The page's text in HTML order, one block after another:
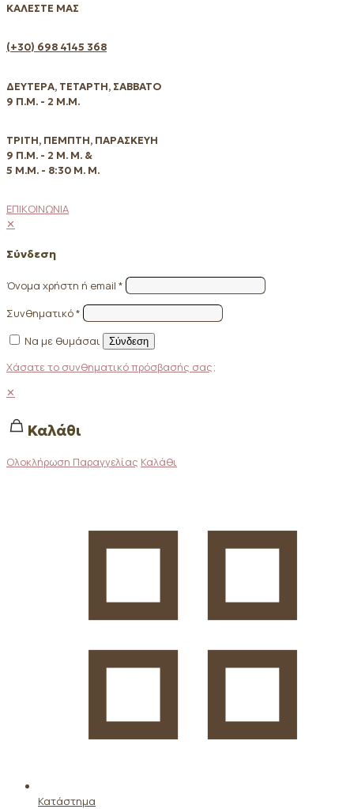
ΚΑΛΕΣΤΕ ΜΑΣ
(+30) 698 4145 368
ΔΕΥΤΕΡΑ, ΤΕΤΑΡΤΗ, ΣΑΒΒΑΤΟ
9 Π.Μ. - 2 Μ.Μ.
ΤΡΙΤΗ, ΠΕΜΠΤΗ, ΠΑΡΑΣΚΕΥΗ
9 Π.Μ. - 2 Μ. Μ. &
5 Μ.Μ. - 8:30 Μ. Μ.
ΕΠΙΚΟΙΝΩΝΙΑ
✕
Σύνδεση
Όνομα χρήστη ή email *
Συνθηματικό*
Να με θυμάσαι
Σύνδεση
Χάσατε το συνθηματικό πρόσβασής σας;
✕
Καλάθι
Ολοκλήρωση Παραγγελίας Καλάθι
Κατάστημα